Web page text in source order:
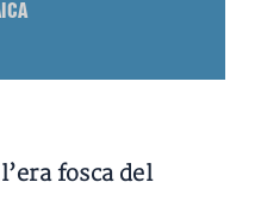
fosca del